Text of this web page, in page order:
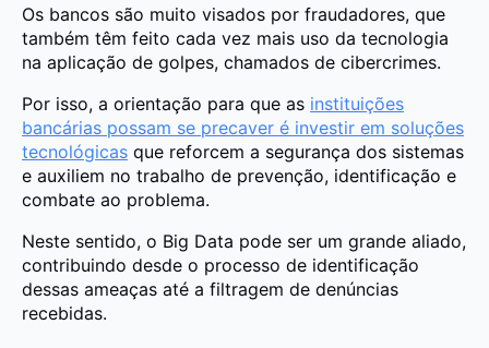
Os bancos são muito visados por fraudadores, que
também têm feito cada vez mais uso da tecnologia
na aplicação de golpes, chamados de cibercrimes.
Por isso, a orientação para que as instituições
bancárias possam se precaver é investir em soluções
tecnológicas que reforcem a segurança dos sistemas
e auxiliem no trabalho de prevenção, identificação e
combate ao problema.
Neste sentido, o Big Data pode ser um grande aliado,
contribuindo desde o processo de identificação
dessas ameaças até a filtragem de denúncias
recebidas.